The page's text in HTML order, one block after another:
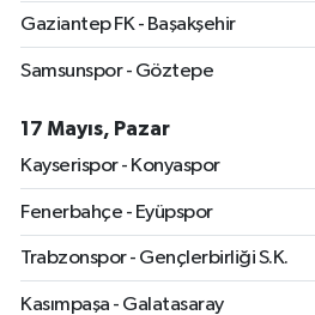
Gaziantep FK - Başakşehir
Samsunspor - Göztepe
17 Mayıs, Pazar
Kayserispor - Konyaspor
Fenerbahçe - Eyüpspor
Trabzonspor - Gençlerbirliği S.K.
Kasımpaşa - Galatasaray